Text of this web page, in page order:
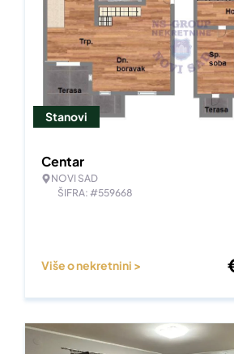
Stanovi
Centar
NOVI SAD
ŠIFRA: #559668
Više o nekretnini >